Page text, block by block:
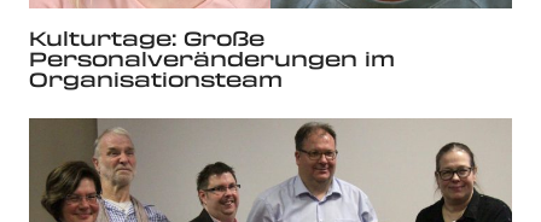
Kulturtage: Große
Personalveränderungen im
Organisationsteam